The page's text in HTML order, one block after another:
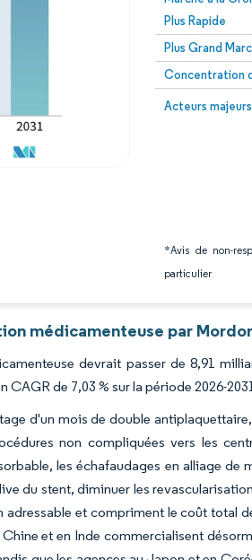
Plus Rapide
Plus Grand
Concentration
Acteurs majeurs
*Avis de non-
particulier
Image © Mordor
Intelligence. La réutilisation nécessite une attribution
médicamenteuse par
devrait passer de 8,91
de 7,03 % sur la période 2026-
d'un mois de double
non compliquées vers les
les échafaudages en alliage de
du stent, diminuer les
et compriment le coût total
et en Inde commercialisent